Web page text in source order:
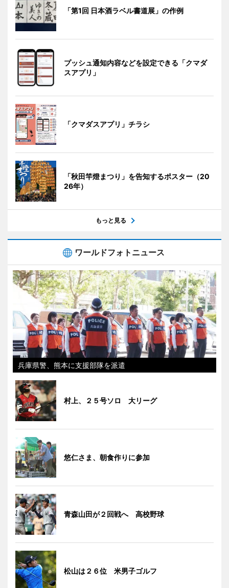
「第1回 日本酒ラベル書道展」の作例
プッシュ通知内容などを設定できる「クマダ
スアプリ」
「クマダスアプリ」チラシ
「秋田竿燈まつり」を告知するポスター（20
26年）
もっと見る
ワールドフォトニュース
兵庫県警、熊本に支援部隊を派遣
村上、２５号ソロ 大リーグ
悠仁さま、朝食作りに参加
青森山田が２回戦へ 高校野球
松山は２６位 米男子ゴルフ